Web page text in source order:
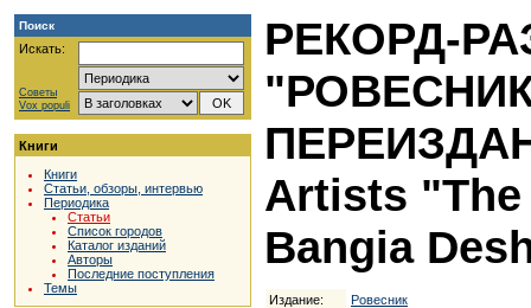
Поиск
Искать:
Советы
Vox populi
Книги
Книги
Статьи, обзоры, интервью
Периодика
Статьи
Список городов
Каталог изданий
Авторы
Последние поступления
Темы
РЕКОРД-
Artists
Bangia
Издание:
Ровесник